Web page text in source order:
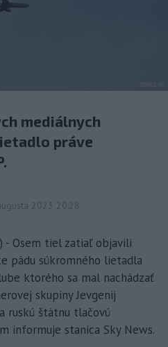
mediálnych
práve
2023 20:28
- Osem tiel zatiaľ objavili
pádu súkromného lietadla
ktorého sa mal nachádzať
skupiny Jevgenij
ruskú štátnu tlačovú
informuje stanica Sky News.